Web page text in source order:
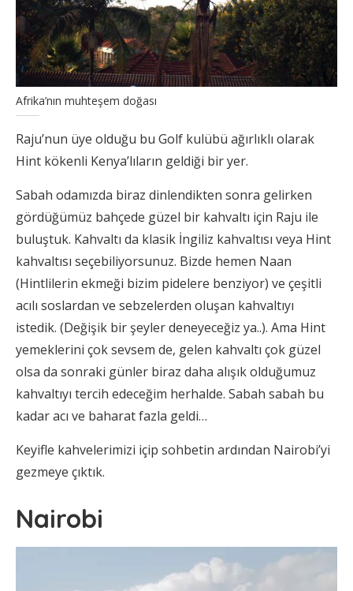
Afrika’nın muhteşem doğası
Raju’nun üye olduğu bu Golf kulübü ağırlıklı olarak
Hint kökenli Kenya’lıların geldiği bir yer.
Sabah odamızda biraz dinlendikten sonra gelirken
gördüğümüz bahçede güzel bir kahvaltı için Raju ile
buluştuk. Kahvaltı da klasik İngiliz kahvaltısı veya Hint
kahvaltısı seçebiliyorsunuz. Bizde hemen Naan
(Hintlilerin ekmeği bizim pidelere benziyor) ve çeşitli
acılı soslardan ve sebzelerden oluşan kahvaltıyı
istedik. (Değişik bir şeyler deneyeceğiz ya..). Ama Hint
yemeklerini çok sevsem de, gelen kahvaltı çok güzel
olsa da sonraki günler biraz daha alışık olduğumuz
kahvaltıyı tercih edeceğim herhalde. Sabah sabah bu
kadar acı ve baharat fazla geldi…
Keyifle kahvelerimizi içip sohbetin ardından Nairobi’yi
gezmeye çıktık.
Nairobi